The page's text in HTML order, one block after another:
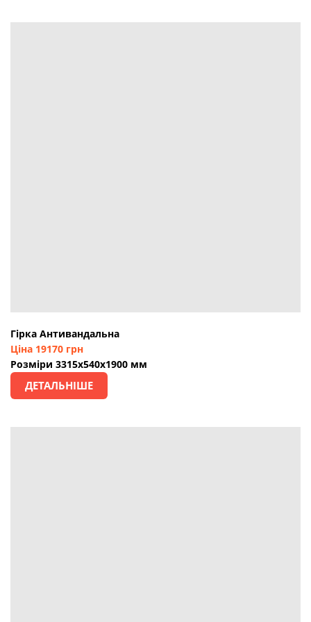
Гірка Антивандальна
Ціна 19170 грн
Розміри 3315х540х1900 мм
ДЕТАЛЬНІШЕ